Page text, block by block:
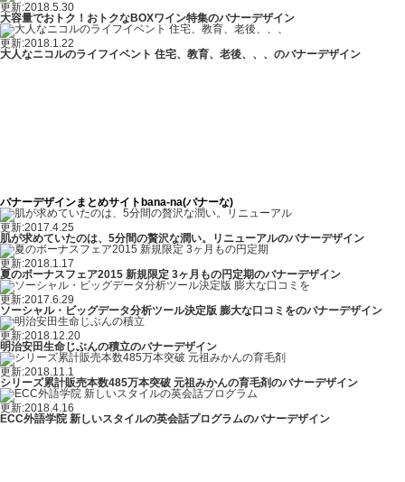
更新:2018.5.30
大容量でおトク！おトクなBOXワイン特集のバナーデザイン
更新:2018.1.22
大人なニコルのライフイベント 住宅、教育、老後、、、のバナーデザイン
バナーデザインまとめサイトbana-na(バナーな)
更新:2017.4.25
肌が求めていたのは、5分間の贅沢な潤い。リニューアルのバナーデザイン
更新:2018.1.17
夏のボーナスフェア2015 新規限定 3ヶ月もの円定期のバナーデザイン
更新:2017.6.29
ソーシャル・ビッグデータ分析ツール決定版 膨大な口コミをのバナーデザイン
更新:2018.12.20
明治安田生命じぶんの積立のバナーデザイン
更新:2018.11.1
シリーズ累計販売本数485万本突破 元祖みかんの育毛剤のバナーデザイン
更新:2018.4.16
ECC外語学院 新しいスタイルの英会話プログラムのバナーデザイン